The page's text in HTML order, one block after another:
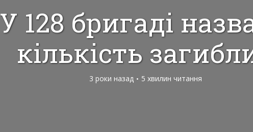
У 128 бригаді
кількість
3 роки назад 5 хвилин читання